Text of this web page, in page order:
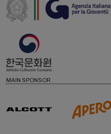
MAIN SPONSOR